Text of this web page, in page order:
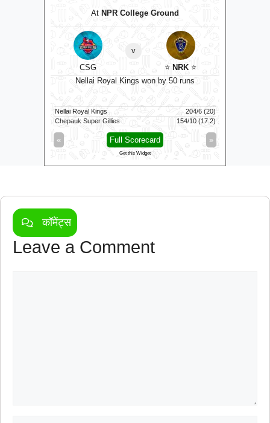
At NPR College Ground
CSG
v
⭐ NRK ⭐
Nellai Royal Kings won by 50 runs
Nellai Royal Kings
204/6 (20)
Chepauk Super Gillies
154/10 (17.2)
« »
Full Scorecard
Get this Widget
कॉमेंट्स
Leave a Comment